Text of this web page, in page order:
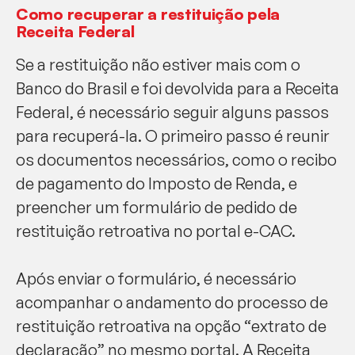
Como recuperar a restituição pela
Receita Federal
Se a restituição não estiver mais com o
Banco do Brasil e foi devolvida para a Receita
Federal, é necessário seguir alguns passos
para recuperá-la. O primeiro passo é reunir
os documentos necessários, como o recibo
de pagamento do Imposto de Renda, e
preencher um formulário de pedido de
restituição retroativa no portal e-CAC.
Após enviar o formulário, é necessário
acompanhar o andamento do processo de
restituição retroativa na opção “extrato de
declaração” no mesmo portal. A Receita